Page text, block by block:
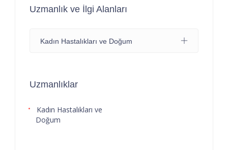
Uzmanlık ve İlgi Alanları
Kadın Hastalıkları ve Doğum
Uzmanlıklar
Kadın Hastalıkları ve
Doğum